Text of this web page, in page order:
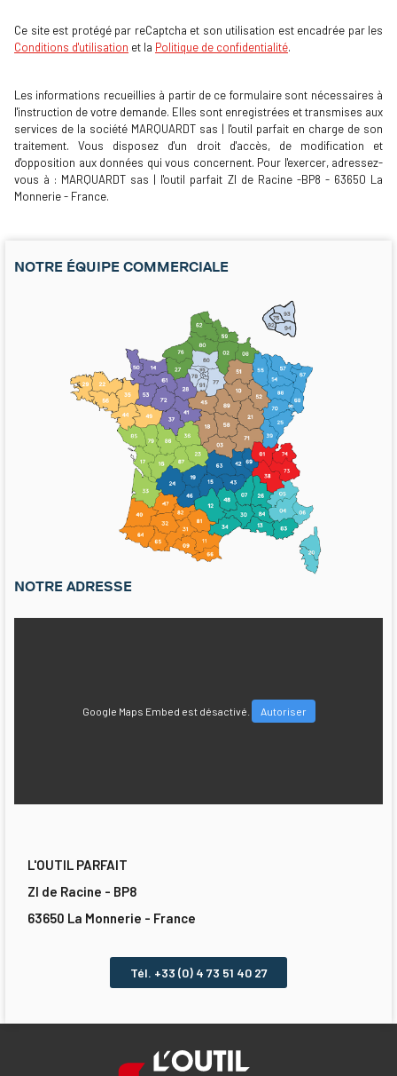
Ce site est protégé par reCaptcha et son utilisation est encadrée par les
Conditions d'utilisation et la Politique de confidentialité.
Les informations recueillies à partir de ce formulaire sont nécessaires à
l'instruction de votre demande. Elles sont enregistrées et transmises aux
services de la société MARQUARDT sas | l'outil parfait en charge de son
traitement. Vous disposez d'un droit d'accès, de modification et
d'opposition aux données qui vous concernent. Pour l'exercer, adressez-
vous à : MARQUARDT sas | l'outil parfait ZI de Racine -BP8 - 63650 La
Monnerie - France.
NOTRE ÉQUIPE COMMERCIALE
NOTRE ADRESSE
Google Maps Embed est désactivé. Autoriser
L'OUTIL PARFAIT
ZI de Racine - BP8
63650 La Monnerie - France
Tél. +33 (0) 4 73 51 40 27